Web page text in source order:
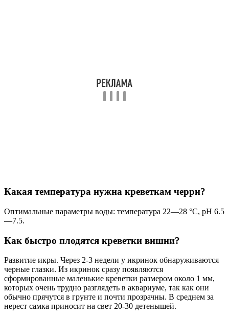
Какая температура нужна креветкам черри?
Оптимальные параметры воды: температура 22—28 °C, pH 6.5
—7.5.
Как быстро плодятся креветки вишни?
Развитие икры. Через 2-3 недели у икринок обнаруживаются
черные глазки. Из икринок сразу появляются
сформированные маленькие креветки размером около 1 мм,
которых очень трудно разглядеть в аквариуме, так как они
обычно прячутся в грунте и почти прозрачны. В среднем за
нерест самка приносит на свет 20-30 детенышей.